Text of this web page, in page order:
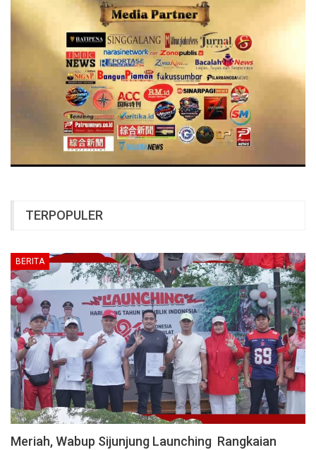
TERPOPULER
BERITA
Meriah, Wabup Sijunjung Launching Rangkaian